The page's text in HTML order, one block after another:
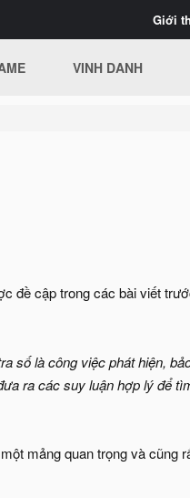
Giới
VINH DANH
đề cập trong các bài viết
số là công việc phát hiện,
ra các suy luận hợp lý để
mảng quan trọng và cũng